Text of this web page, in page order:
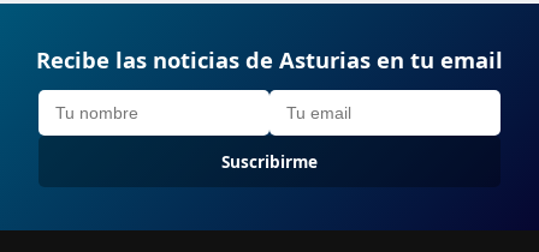
Recibe las noticias de Asturias en tu email
Suscribirme